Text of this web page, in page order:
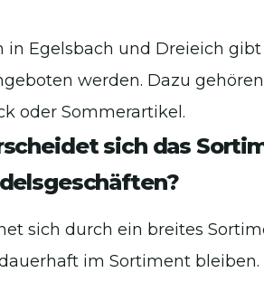
in Egelsbach und Dreieich
werden. Dazu
oder Sommerartikel.
sich das
sich durch ein breites
im Sortiment bleiben.